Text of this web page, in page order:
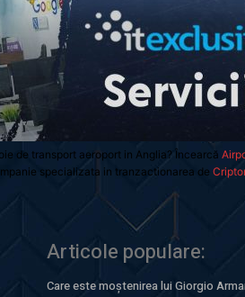
de transport aeroport in Anglia? Încearcă
specializata in tranzactionarea de
Articole populare:
Care este moștenirea lui Giorgio